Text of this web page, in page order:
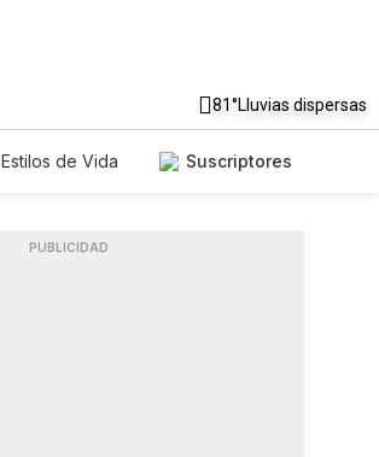
81°Lluvias dispersas
Estilos de Vida
Suscriptores
PUBLICIDAD